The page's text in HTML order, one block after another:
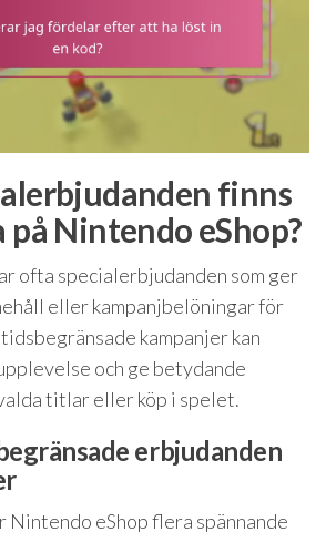
finns
Nintendo eShop?
ofta specialerbjudanden som ger
eller kampanjbelöningar för
kampanjer kan
och ge betydande
titlar eller köp i spelet.
erbjudanden
Nintendo eShop flera spännande